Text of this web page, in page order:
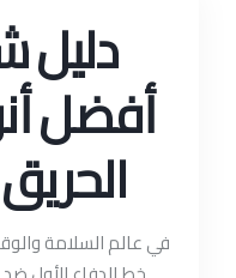
أفضل
في عالم السلامة